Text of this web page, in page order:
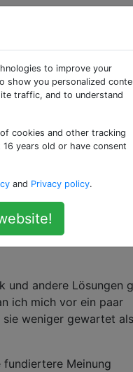
zum Schmerz, weil
Computer kompiliert,
und ich möchte
Platzbedarf auf Ihrem
und andere Lösungen
ich mich vor ein paar
sie weniger gewartet als
fundiertere Meinung
to improve your
show you personalized
traffic, and to understand
cookies and other tracking
years old or have consent
and Privacy policy.